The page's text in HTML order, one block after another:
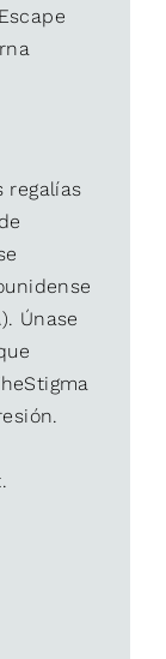
regalías
Únase